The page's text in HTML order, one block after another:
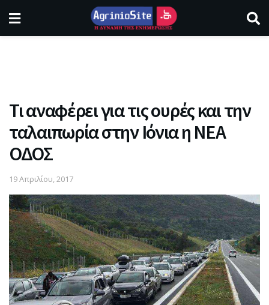
Τι αναφέρει για τις ουρές και την
ταλαιπωρία στην Ιόνια η ΝΕΑ
ΟΔΟΣ
19 Απριλίου, 2017